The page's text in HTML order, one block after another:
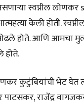
स्वप्नील लोणकर
केली होती.
होते. आणि आमचा
होते.
कुटुंबियांची भेट घेत
पाटसकर, राजेंद्र